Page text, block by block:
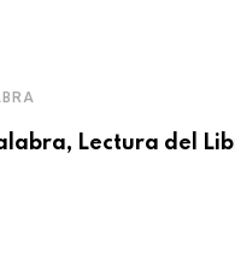
Lectura del